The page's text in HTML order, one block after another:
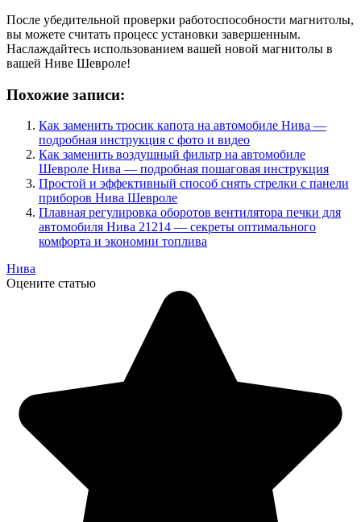
После убедительной проверки работоспособности магнитолы,
вы можете считать процесс установки завершенным.
Наслаждайтесь использованием вашей новой магнитолы в
вашей Ниве Шевроле!
Похожие записи:
Как заменить тросик капота на автомобиле Нива —
подробная инструкция с фото и видео
Как заменить воздушный фильтр на автомобиле
Шевроле Нива — подробная пошаговая инструкция
Простой и эффективный способ снять стрелки с панели
приборов Нива Шевроле
Плавная регулировка оборотов вентилятора печки для
автомобиля Нива 21214 — секреты оптимального
комфорта и экономии топлива
Нива
Оцените статью